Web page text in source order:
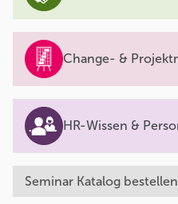
Change- &
HR-Wissen &
Seminar Katalog bestellen